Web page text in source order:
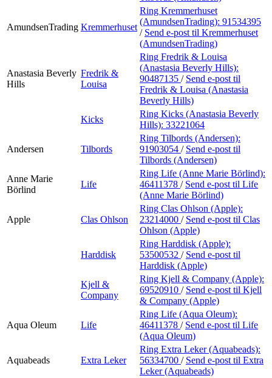
AmundsenTrading Kremmerhuset
Ring Kremmerhuset
(AmundsenTrading): 91534395
/ Send e-post til Kremmerhuset
(AmundsenTrading)
Anastasia Beverly
Hills
Fredrik &
Louisa
Ring Fredrik & Louisa
(Anastasia Beverly Hills):
90487135 / Send e-post til
Fredrik & Louisa (Anastasia
Beverly Hills)
Kicks
Ring Kicks (Anastasia Beverly
Hills): 33221064
Andersen Tilbords
Ring Tilbords (Andersen):
91903054 / Send e-post til
Tilbords (Andersen)
Anne Marie
Börlind
Life
Ring Life (Anne Marie Börlind):
46411378 / Send e-post til Life
(Anne Marie Börlind)
Apple Clas Ohlson
Ring Clas Ohlson (Apple):
23214000 / Send e-post til Clas
Ohlson (Apple)
Harddisk
Ring Harddisk (Apple):
53500532 / Send e-post til
Harddisk (Apple)
Kjell &
Company
Ring Kjell & Company (Apple):
69520910 / Send e-post til Kjell
& Company (Apple)
Aqua Oleum Life
Ring Life (Aqua Oleum):
46411378 / Send e-post til Life
(Aqua Oleum)
Aquabeads Extra Leker
Ring Extra Leker (Aquabeads):
56334700 / Send e-post til Extra
Leker (Aquabeads)